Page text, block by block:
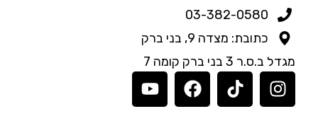
03-382-0580
כתובת: מצדה 9, בני ברק
מגדל ב.ס.ר 3 בני ברק קומה 7